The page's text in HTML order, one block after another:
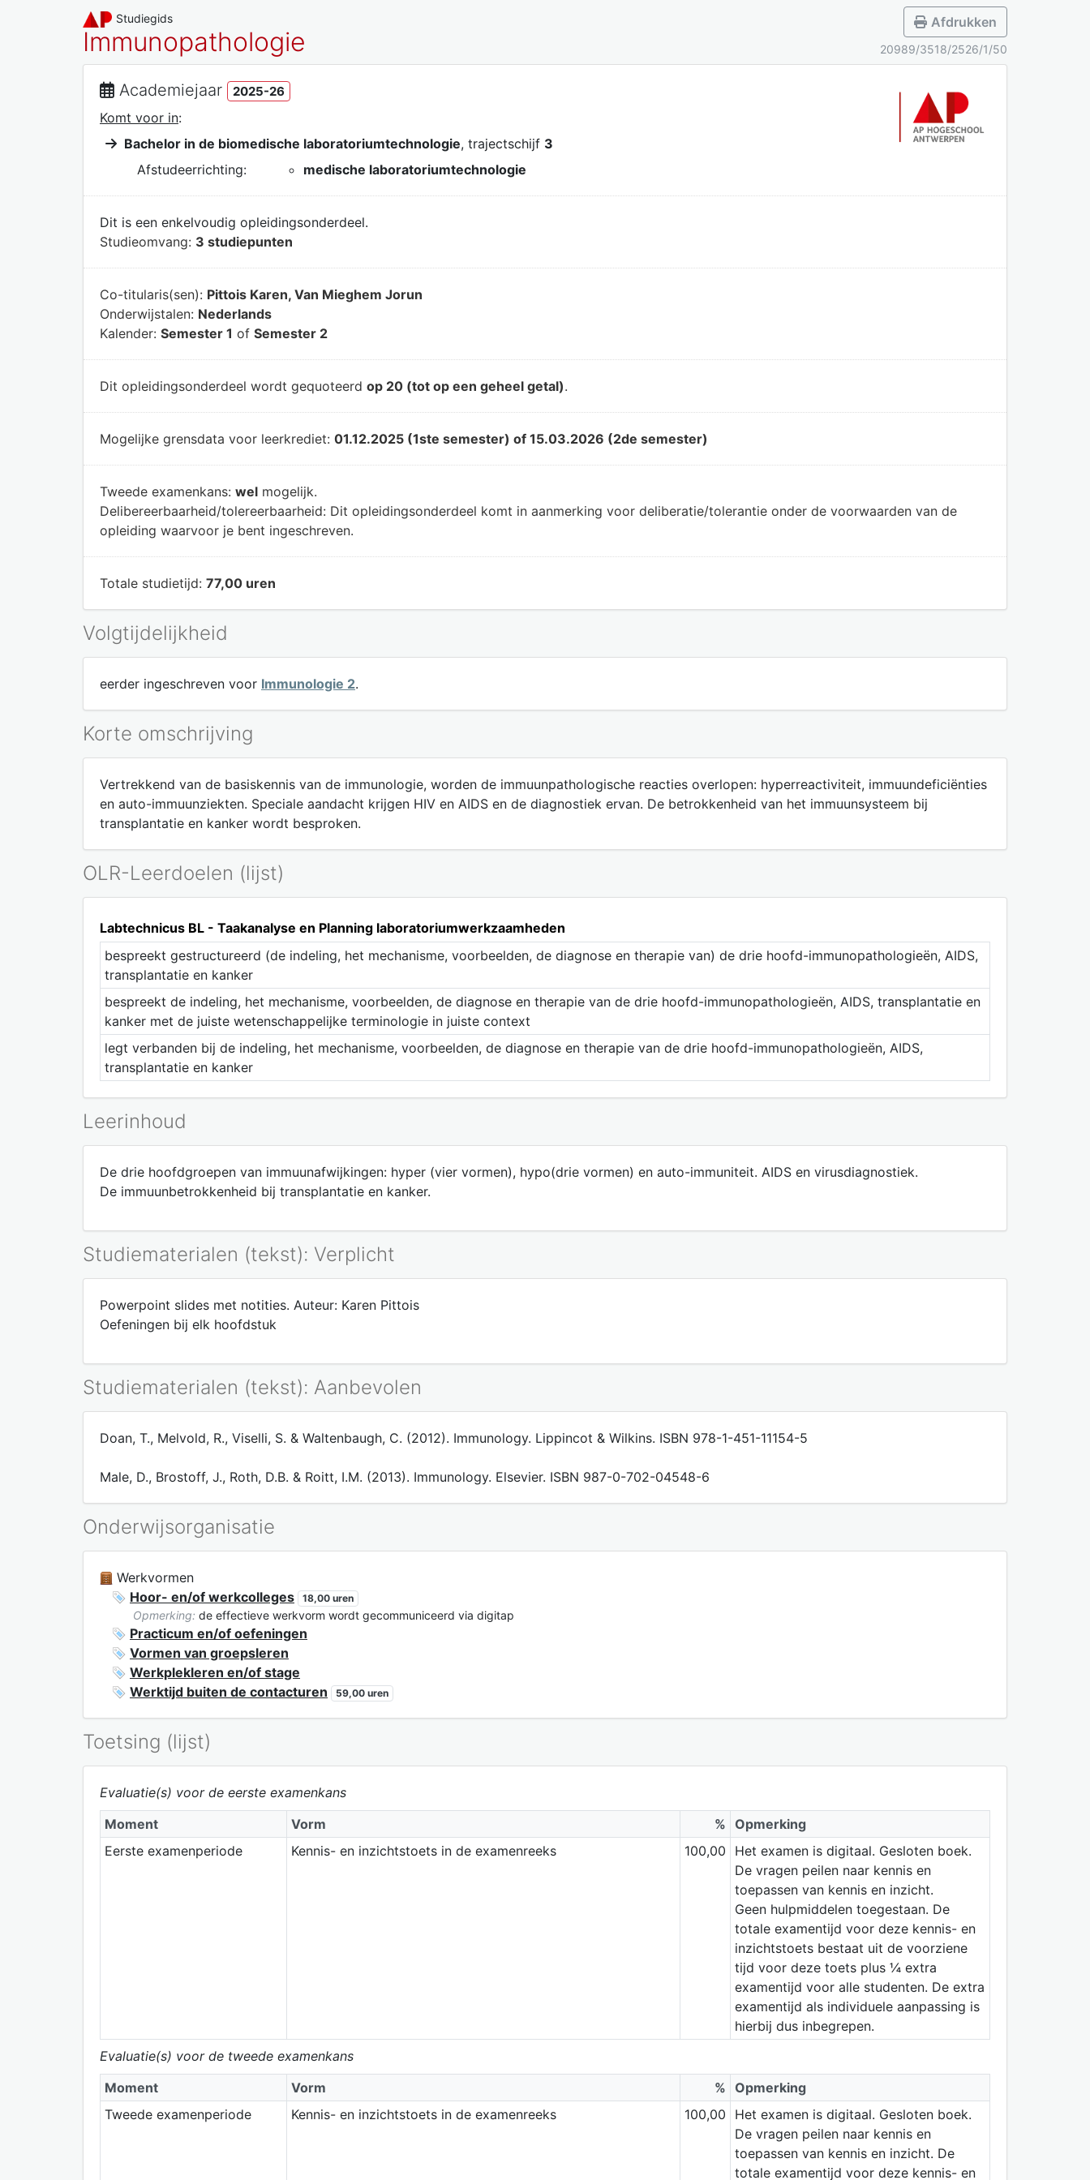
Studiegids
Immunopathologie
Afdrukken
20989/3518/2526/1/50
Academiejaar 2025-26
Komt voor in:
Bachelor in de biomedische laboratoriumtechnologie, trajectschijf 3
Afstudeerrichting:
medische laboratoriumtechnologie
Dit is een enkelvoudig opleidingsonderdeel.
Studieomvang: 3 studiepunten
Co-titularis(sen): Pittois Karen, Van Mieghem Jorun
Onderwijstalen: Nederlands
Kalender: Semester 1 of Semester 2
Dit opleidingsonderdeel wordt gequoteerd op 20 (tot op een geheel getal).
Mogelijke grensdata voor leerkrediet: 01.12.2025 (1ste semester) of 15.03.2026 (2de semester)
Tweede examenkans: wel mogelijk.
Delibereerbaarheid/tolereerbaarheid: Dit opleidingsonderdeel komt in aanmerking voor deliberatie/tolerantie onder de voorwaarden van de
opleiding waarvoor je bent ingeschreven.
Totale studietijd: 77,00 uren
Volgtijdelijkheid
eerder ingeschreven voor Immunologie 2.
Korte omschrijving
Vertrekkend van de basiskennis van de immunologie, worden de immuunpathologische reacties overlopen: hyperreactiviteit, immuundeficiënties
en auto-immuunziekten. Speciale aandacht krijgen HIV en AIDS en de diagnostiek ervan. De betrokkenheid van het immuunsysteem bij
transplantatie en kanker wordt besproken.
OLR-Leerdoelen (lijst)
Labtechnicus BL - Taakanalyse en Planning laboratoriumwerkzaamheden
bespreekt gestructureerd (de indeling, het mechanisme, voorbeelden, de diagnose en therapie van) de drie hoofd-immunopathologieën, AIDS,
transplantatie en kanker
bespreekt de indeling, het mechanisme, voorbeelden, de diagnose en therapie van de drie hoofd-immunopathologieën, AIDS, transplantatie en
kanker met de juiste wetenschappelijke terminologie in juiste context
legt verbanden bij de indeling, het mechanisme, voorbeelden, de diagnose en therapie van de drie hoofd-immunopathologieën, AIDS,
transplantatie en kanker
Leerinhoud
De drie hoofdgroepen van immuunafwijkingen: hyper (vier vormen), hypo(drie vormen) en auto-immuniteit. AIDS en virusdiagnostiek.
De immuunbetrokkenheid bij transplantatie en kanker.
Studiematerialen (tekst): Verplicht
Powerpoint slides met notities. Auteur: Karen Pittois
Oefeningen bij elk hoofdstuk
Studiematerialen (tekst): Aanbevolen
Doan, T., Melvold, R., Viselli, S. & Waltenbaugh, C. (2012). Immunology. Lippincot & Wilkins. ISBN 978-1-451-11154-5
Male, D., Brostoff, J., Roth, D.B. & Roitt, I.M. (2013). Immunology. Elsevier. ISBN 987-0-702-04548-6
Onderwijsorganisatie
Werkvormen
Hoor- en/of werkcolleges
18,00 uren
Opmerking: de effectieve werkvorm wordt gecommuniceerd via digitap
Practicum en/of oefeningen
Vormen van groepsleren
Werkplekleren en/of stage
Werktijd buiten de contacturen
59,00 uren
Toetsing (lijst)
Evaluatie(s) voor de eerste examenkans
Moment
Vorm % Opmerking
Eerste examenperiode
Kennis- en inzichtstoets in de examenreeks 100,00
Het examen is digitaal. Gesloten boek.
De vragen peilen naar kennis en
toepassen van kennis en inzicht.
Geen hulpmiddelen toegestaan. De
totale examentijd voor deze kennis- en
inzichtstoets bestaat uit de voorziene
tijd voor deze toets plus ¼ extra
examentijd voor alle studenten. De extra
examentijd als individuele aanpassing is
hierbij dus inbegrepen.
Evaluatie(s) voor de tweede examenkans
Moment
Vorm % Opmerking
Tweede examenperiode
Kennis- en inzichtstoets in de examenreeks 100,00
Het examen is digitaal. Gesloten boek.
De vragen peilen naar kennis en
toepassen van kennis en inzicht. De
totale examentijd voor deze kennis- en